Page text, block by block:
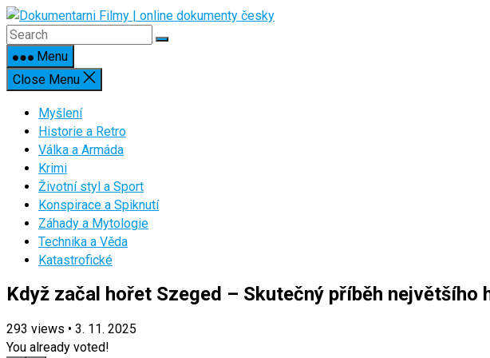
Skip
to
contentMenu
Close Menu
Myšlení
Historie a Retro
Válka a Armáda
Krimi
Životní styl a Sport
Konspirace a Spiknutí
Záhady a Mytologie
Technika a Věda
Katastrofické
Když začal hořet Szeged – Skutečný příběh největšího
293 views • 3. 11. 2025
You already voted!